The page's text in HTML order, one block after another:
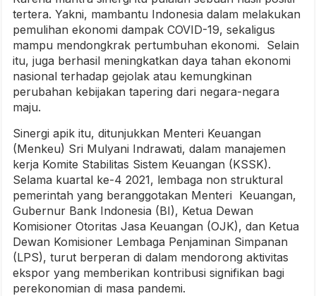
tertera. Yakni, mambantu Indonesia dalam melakukan
pemulihan ekonomi dampak COVID-19, sekaligus
mampu mendongkrak pertumbuhan ekonomi. Selain
itu, juga berhasil meningkatkan daya tahan ekonomi
nasional terhadap gejolak atau kemungkinan
perubahan kebijakan tapering dari negara-negara
maju.
Sinergi apik itu, ditunjukkan Menteri Keuangan
(Menkeu) Sri Mulyani Indrawati, dalam manajemen
kerja Komite Stabilitas Sistem Keuangan (KSSK).
Selama kuartal ke-4 2021, lembaga non struktural
pemerintah yang beranggotakan Menteri Keuangan,
Gubernur Bank Indonesia (BI), Ketua Dewan
Komisioner Otoritas Jasa Keuangan (OJK), dan Ketua
Dewan Komisioner Lembaga Penjaminan Simpanan
(LPS), turut berperan di dalam mendorong aktivitas
ekspor yang memberikan kontribusi signifikan bagi
perekonomian di masa pandemi.